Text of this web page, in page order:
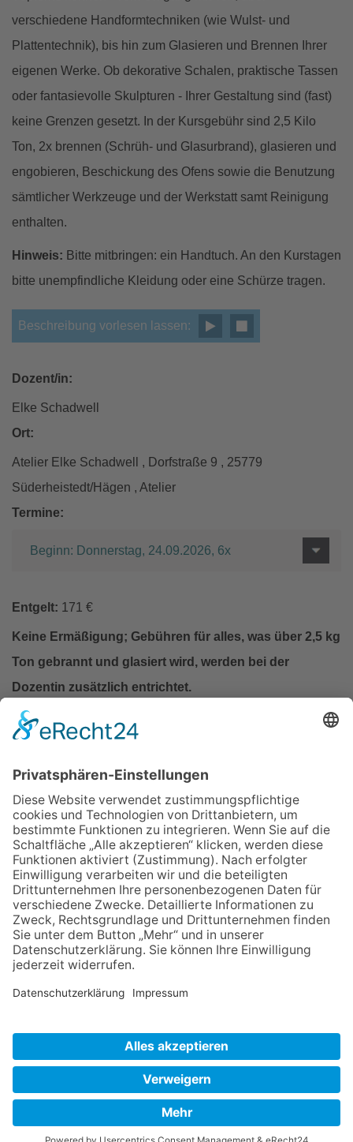
verschiedene Handformtechniken (wie Wulst- und
Plattentechnik), bis hin zum Glasieren und Brennen Ihrer
eigenen Werke. Ob dekorative Schalen, praktische Tassen
oder fantasievolle Skulpturen - Ihrer Gestaltung sind (fast)
keine Grenzen gesetzt. In der Kursgebühr sind 2,5 Kilo
Ton, 2x brennen (Schrüh- und Glasurbrand), glasieren und
engobieren, Beschickung des Ofens sowie die Benutzung
sämtlicher Werkzeuge und der Werkstatt samt Reinigung
enthalten.
Hinweis: Bitte mitbringen: ein Handtuch. An den Kurstagen
bitte unempfindliche Kleidung oder eine Schürze tragen.
Beschreibung vorlesen lassen:
Dozent/in:
Elke Schadwell
Ort:
Atelier Elke Schadwell , Dorfstraße 9 , 25779
Süderheistedt/Hägen , Atelier
Termine:
Beginn: Donnerstag, 24.09.2026, 6x
Entgelt: 171 €
Keine Ermäßigung; Gebühren für alles, was über 2,5 kg
Ton gebrannt und glasiert wird, werden bei der
Dozentin zusätzlich entrichtet.
Zurück
Impressum
Widerruf
Barrierefreiheit